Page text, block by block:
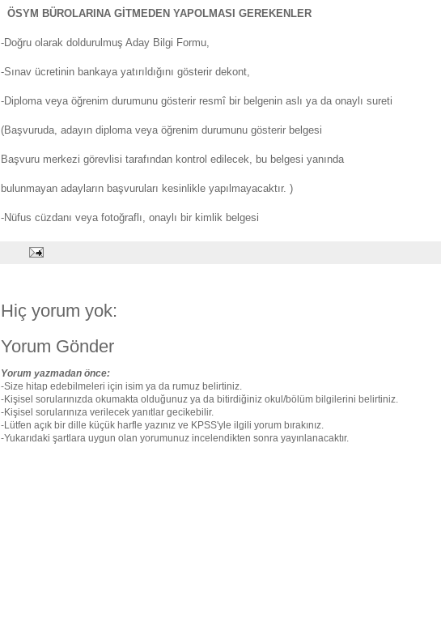
ÖSYM BÜROLARINA GİTMEDEN YAPOLMASI GEREKENLER
-Doğru olarak doldurulmuş Aday Bilgi Formu,
-Sınav ücretinin bankaya yatırıldığını gösterir dekont,
-Diploma veya öğrenim durumunu gösterir resmî bir belgenin aslı ya da onaylı sureti
(Başvuruda, adayın diploma veya öğrenim durumunu gösterir belgesi
Başvuru merkezi görevlisi tarafından kontrol edilecek, bu belgesi yanında
bulunmayan adayların başvuruları kesinlikle yapılmayacaktır. )
-Nüfus cüzdanı veya fotoğraflı, onaylı bir kimlik belgesi
Hiç yorum yok:
Yorum Gönder
Yorum yazmadan önce:
-Size hitap edebilmeleri için isim ya da rumuz belirtiniz.
-Kişisel sorularınızda okumakta olduğunuz ya da bitirdiğiniz okul/bölüm bilgilerini belirtiniz.
-Kişisel sorularınıza verilecek yanıtlar gecikebilir.
-Lütfen açık bir dille küçük harfle yazınız ve KPSS'yle ilgili yorum bırakınız.
-Yukarıdaki şartlara uygun olan yorumunuz incelendikten sonra yayınlanacaktır.